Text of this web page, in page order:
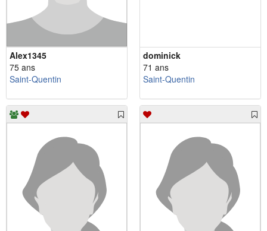
Alex1345
75 ans
Saint-Quentin
dominick
71 ans
Saint-Quentin